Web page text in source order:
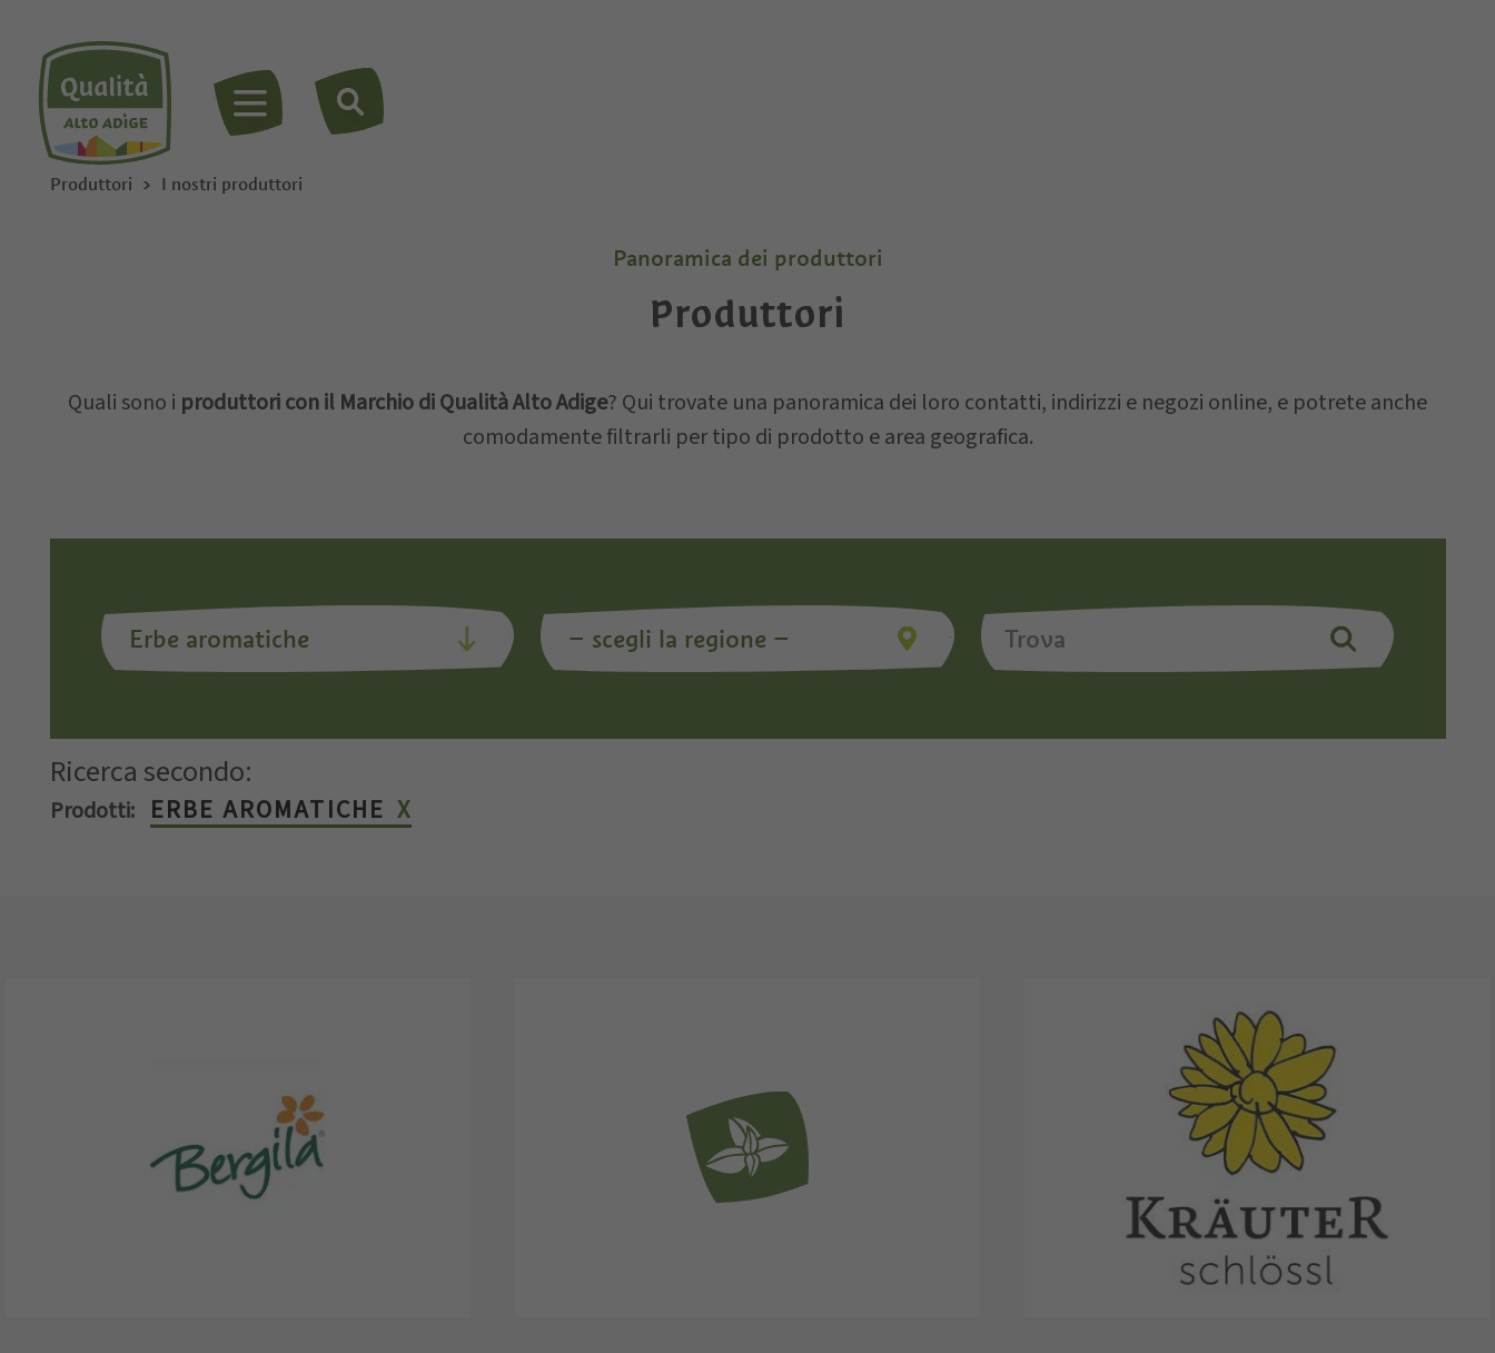
MENU
Produttori I nostri produttori
Panoramica dei produttori
Produttori
Quali sono i produttori con il Marchio di Qualità Alto Adige? Qui trovate una panoramica dei loro contatti, indirizzi e negozi online, e potrete anche
comodamente filtrarli per tipo di prodotto e area geografica.
Ricerca secondo:
Prodotti: ERBE AROMATICHE